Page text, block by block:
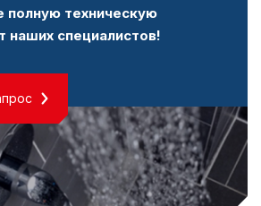
полную техническую
наших специалистов!